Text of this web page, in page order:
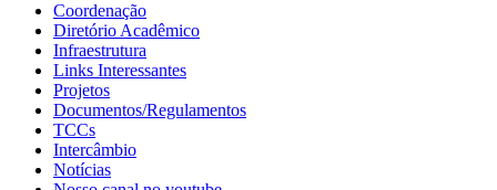
Coordenação
Diretório Acadêmico
Infraestrutura
Links Interessantes
Projetos
Documentos/Regulamentos
TCCs
Intercâmbio
Notícias